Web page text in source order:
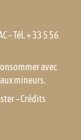
– Tél. + 33 5 56
avec
mineurs.
–Crédits